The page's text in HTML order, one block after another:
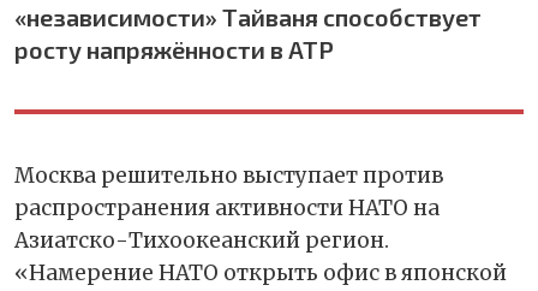
«независимости» Тайваня способствует
росту напряжённости в АТР
Москва решительно выступает против
распространения активности НАТО на
Азиатско-Тихоокеанский регион.
«Намерение НАТО открыть офис в японской